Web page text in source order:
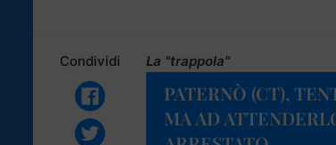
Condividi La "trappola"
PATERNÒ (CT),
MA AD